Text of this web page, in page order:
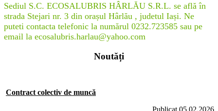
Sediul S.C. ECOSALUBRIS HÂRLĂU S.R.L. se află în
strada Stejari nr. 3 din orașul Hârlău , judetul Iași. Ne
puteti contacta telefonic la numărul 0232.723585 sau pe
email la ecosalubris.harlau@yahoo.com
Noutăți
Contract colectiv de muncă